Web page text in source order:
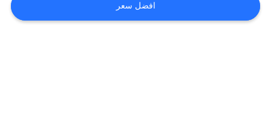
أخبار
افضل سعر